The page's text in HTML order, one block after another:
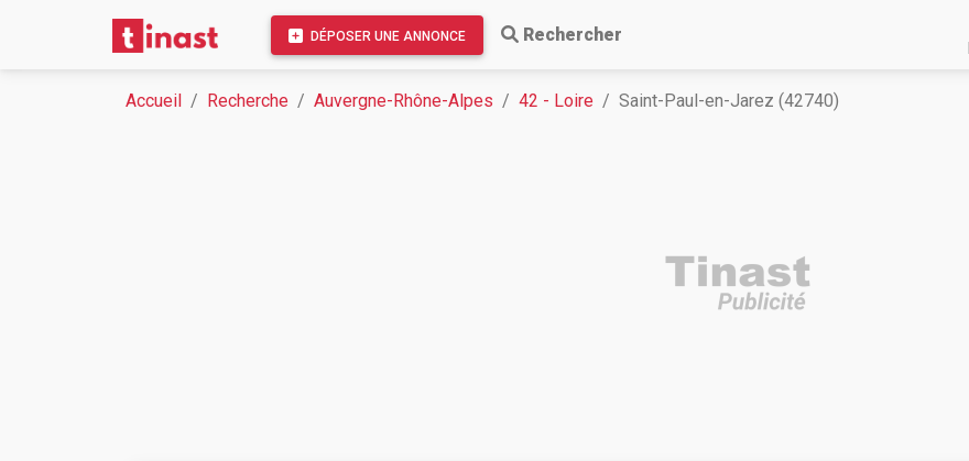
DÉPOSER UNE ANNONCE Rechercher
Accueil Recherche Auvergne-Rhône-Alpes 42 - Loire Saint-Paul-en-Jarez (42740)